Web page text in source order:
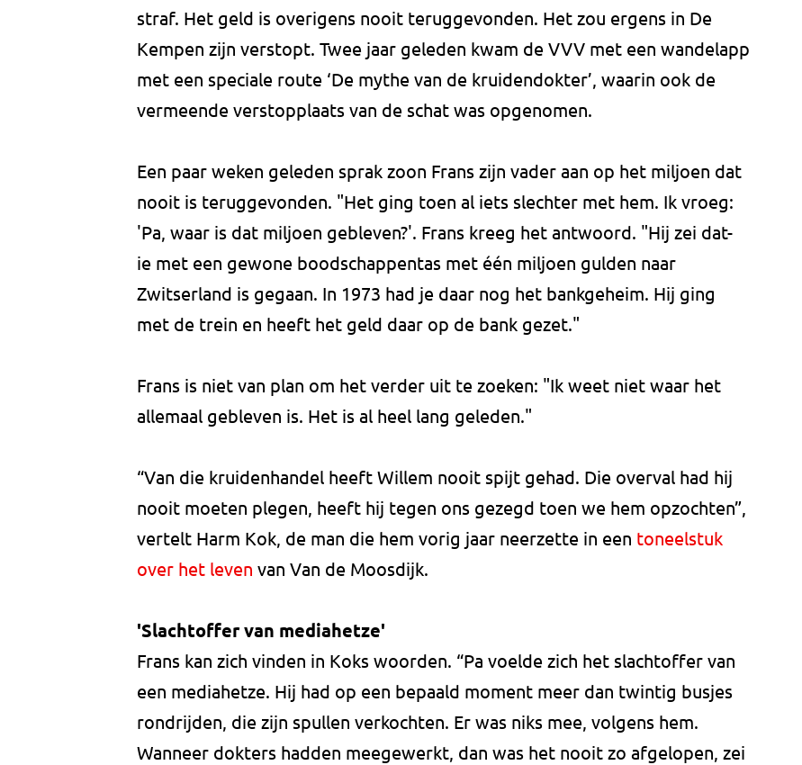
straf. Het geld is overigens nooit teruggevonden. Het zou ergens in De
Kempen zijn verstopt. Twee jaar geleden kwam de VVV met een wandelapp
met een speciale route ‘De mythe van de kruidendokter’, waarin ook de
vermeende verstopplaats van de schat was opgenomen.
Een paar weken geleden sprak zoon Frans zijn vader aan op het miljoen dat
nooit is teruggevonden. "Het ging toen al iets slechter met hem. Ik vroeg:
'Pa, waar is dat miljoen gebleven?'. Frans kreeg het antwoord. "Hij zei dat-
ie met een gewone boodschappentas met één miljoen gulden naar
Zwitserland is gegaan. In 1973 had je daar nog het bankgeheim. Hij ging
met de trein en heeft het geld daar op de bank gezet."
Frans is niet van plan om het verder uit te zoeken: "Ik weet niet waar het
allemaal gebleven is. Het is al heel lang geleden."
“Van die kruidenhandel heeft Willem nooit spijt gehad. Die overval had hij
nooit moeten plegen, heeft hij tegen ons gezegd toen we hem opzochten”,
vertelt Harm Kok, de man die hem vorig jaar neerzette in een toneelstuk
over het leven van Van de Moosdijk.
'Slachtoffer van mediahetze'
Frans kan zich vinden in Koks woorden. “Pa voelde zich het slachtoffer van
een mediahetze. Hij had op een bepaald moment meer dan twintig busjes
rondrijden, die zijn spullen verkochten. Er was niks mee, volgens hem.
Wanneer dokters hadden meegewerkt, dan was het nooit zo afgelopen, zei